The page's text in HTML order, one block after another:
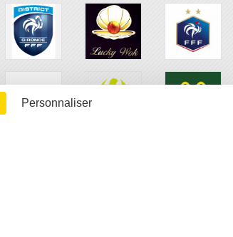
Personnaliser